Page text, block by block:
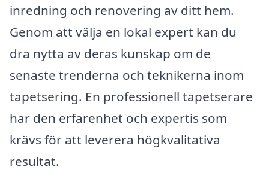
inredning och renovering av ditt hem.
Genom att välja en lokal expert kan du
dra nytta av deras kunskap om de
senaste trenderna och teknikerna inom
tapetsering. En professionell tapetserare
har den erfarenhet och expertis som
krävs för att leverera högkvalitativa
resultat.